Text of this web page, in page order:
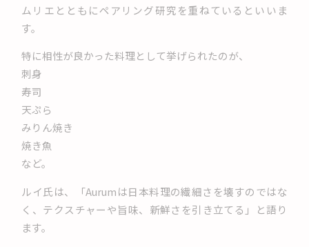
ムリエとともにペアリング研究を重ねているといいま
す。
特に相性が良かった料理として挙げられたのが、
刺身
寿司
天ぷら
みりん焼き
焼き魚
など。
ルイ氏は、「Aurumは日本料理の繊細さを壊すのではな
く、テクスチャーや旨味、新鮮さを引き立てる」と語り
ます。